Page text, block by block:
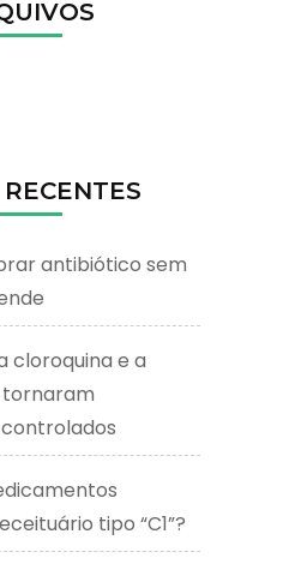
antibiótico sem
cloroquina e a
tornaram
tipo “C1”?